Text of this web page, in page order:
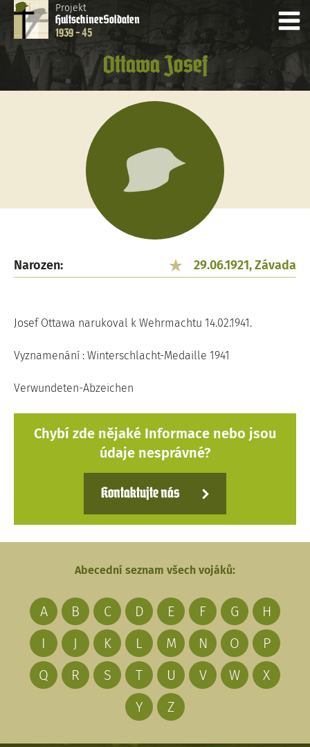
Projekt
HultschinerSoldaten
1939 - 45
Ottawa Josef
Narozen: 29.06.1921, Závada
Josef Ottawa narukoval k Wehrmachtu 14.02.1941.
Vyznamenání : Winterschlacht-Medaille 1941
Verwundeten-Abzeichen
Chybí zde nějaké Informace nebo jsou
údaje nesprávné?
Kontaktujte nás
Abecední seznam všech vojáků:
A B C D E F G
H
I
J K L M N O
P
Q
R S T U V W
X
Y
Z